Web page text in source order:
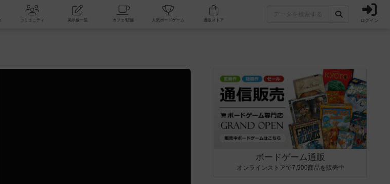
ボードゲーム会 コミュニティ 掲示板一覧 カフェ/店舗 人気ボードゲーム ログイン
ボードゲーム通販
オンラインストアで7,500商品を販売中